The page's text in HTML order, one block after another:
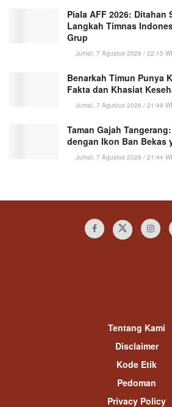
Piala AFF 2026: Ditahan
Langkah Timnas
Grup
Jumat, 7 Agustus 2026 / 22:15
Benarkah Timun Punya
Fakta dan Khasiat
Jumat, 7 Agustus 2026 / 21:49
Taman Gajah
dengan Ikon Ban Bekas
Jumat, 7 Agustus 2026 / 21:44
Tentang Kami
Disclaimer
Kode Etik
Pedoman
Privacy Policy